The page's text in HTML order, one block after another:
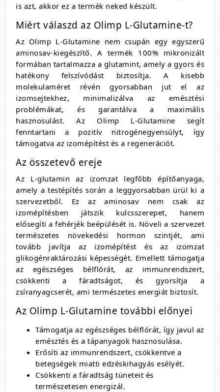
is azt, akkor ez a termék neked készült.
Miért válaszd az Olimp L-Glutamine-t?
Az Olimp L-Glutamine nem csupán egy egyszerű
aminosav-kiegészítő. A termék 100% mikronizált
formában tartalmazza a glutamint, amely a gyors és
hatékony felszívódást biztosítja. A kisebb
molekulaméret révén gyorsabban jut el az
izomsejtekhez, minimalizálva az emésztési
problémákat, és garantálva a maximális
hasznosulást. Az Olimp L-Glutamine segít
fenntartani a pozitív nitrogénegyensúlyt, így
támogatva az izomépítést és a regenerációt.
Az összetevő ereje
Az L-glutamin az izomzat legfőbb építőanyaga,
amely a testépítés során a leggyorsabban ürül ki a
szervezetből. Ez az aminosav nem csak az
izomépítésben játszik kulcsszerepet, hanem
elősegíti a fehérjék beépülését is. Növeli a szervezet
természetes növekedési hormon szintjét, ami
tovább javítja az izomépítést és az izomzat
glikogénraktározási képességét. Emellett támogatja
az egészséges bélflórát, az immunrendszert,
csökkenti a fáradtságot, és gyorsítja a
zsíranyagcserét, ami természetes energiát biztosít.
Az Olimp L-Glutamine további előnyei
Támogatja az egészséges bélflórát, így javul az
emésztés és a tápanyagok hasznosulása.
Erősíti az immunrendszert, csökkentve a
betegségek miatti edzéskihagyás esélyét.
Csökkenti a fáradtság tüneteit és
természetesen energizál.